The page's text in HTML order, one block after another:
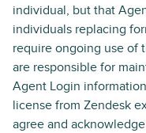
individual, but that
individuals replacing
require ongoing use of
are responsible for
Agent Login
license from Zendesk
agree and